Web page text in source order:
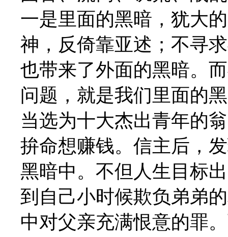
一是里面的黑暗，犹大
神，反倚靠亚述；不寻
也带来了外面的黑暗。
问题，就是我们里面的
当选为十大杰出青年的
拚命想赚钱。信主后，
黑暗中。不但人生目标
到自己小时候欺负弟弟
中对父亲充满恨意的罪